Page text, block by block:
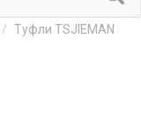
Туфли TSJIEMAN